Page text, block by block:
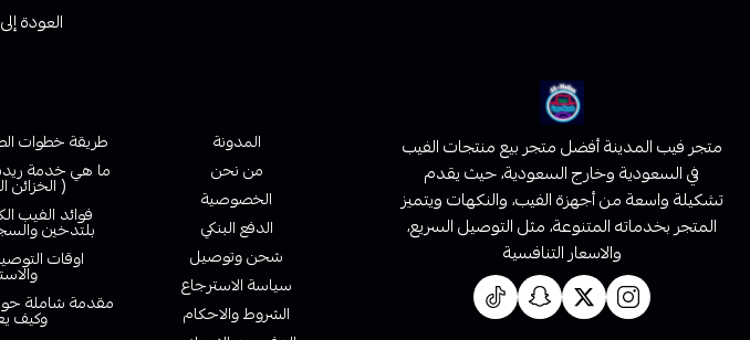
العودة
متجر فيب المدينة أفضل متجر بيع منتجات الفيب
في السعودية وخارج السعودية، حيث يقدم
تشكيلة واسعة من أجهزة الفيب، والنكهات ويتميز
المتجر بخدماته المتنوعة، مثل التوصيل السريع،
والاسعار التنافسية
المدونة
من نحن
الخصوصية
الدفع البنكي
شحن وتوصيل
سياسة الاسترجاع
الشروط والاحكام
طريقة خطوات
( الخزائن
فوائد الفيب
بلتدخين
اوقات
مقدمة شاملة
وكيف